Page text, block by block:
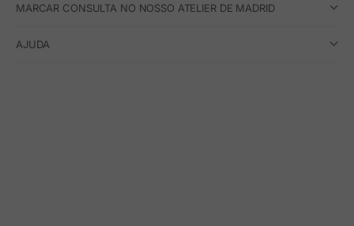
MARCAR CONSULTA NO NOSSO ATELIER DE MADRID
AJUDA